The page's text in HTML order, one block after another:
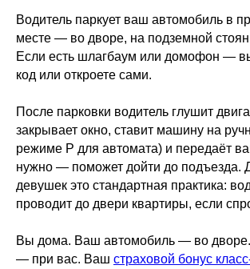
Водитель паркует ваш автомобиль в
месте — во дворе, на подземной
Если есть шлагбаум или домофон —
код или откроете сами.
После парковки водитель глушит
закрывает окно, ставит машину на
режиме P для автомата) и передаёт
нужно — поможет дойти до подъезда.
девушек это стандартная практика:
проводит до двери квартиры, если
Вы дома. Ваш автомобиль — во
— при вас. Ваш страховой бонус